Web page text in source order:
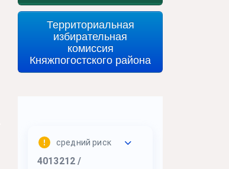
Территориальная
избирательная
комиссия
Княжпогостского района